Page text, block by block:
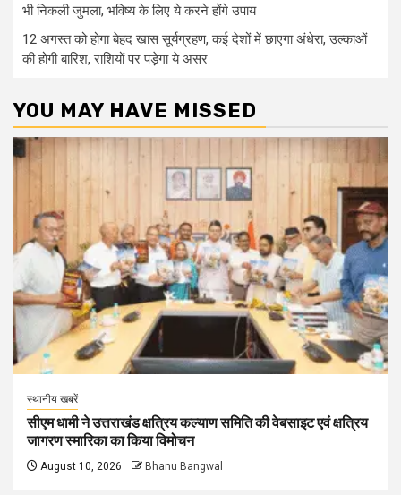
भी निकली जुमला, भविष्य के लिए ये करने होंगे उपाय
12 अगस्त को होगा बेहद खास सूर्यग्रहण, कई देशों में छाएगा अंधेरा, उल्काओं
की होगी बारिश, राशियों पर पड़ेगा ये असर
YOU MAY HAVE MISSED
स्थानीय खबरें
सीएम धामी ने उत्तराखंड क्षत्रिय कल्याण समिति की वेबसाइट एवं क्षत्रिय
जागरण स्मारिका का किया विमोचन
August 10, 2026 Bhanu Bangwal